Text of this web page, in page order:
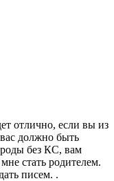
отлично, если вы из
должно быть
без КС, вам
стать родителем.
писем. .